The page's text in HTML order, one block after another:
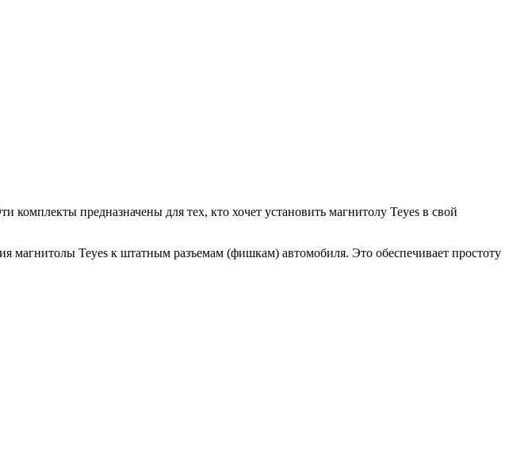
предназначены для тех, кто хочет установить магнитолу Teyes в свой
магнитолы Teyes к штатным разъемам (фишкам) автомобиля. Это обеспечивает простоту